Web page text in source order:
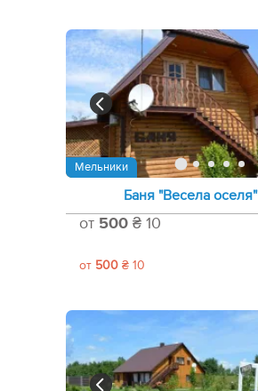
Мельники
Баня "Весела оселя"
от 500 ₴ 10
от 500 ₴ 10